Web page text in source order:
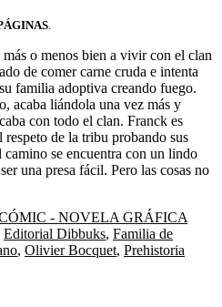
o menos bien a vivir con el clan
de comer carne cruda e intenta
familia adoptiva creando fuego.
acaba liándola una vez más y
con todo el clan. Franck es
de la tribu probando sus
se encuentra con un lindo
una presa fácil. Pero las cosas no
- NOVELA GRÁFICA
Editorial Dibbuks, Familia de
, Olivier Bocquet, Prehistoria